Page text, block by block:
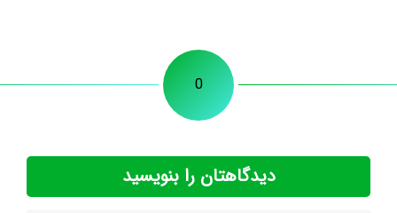
0
دیدگاهتان را بنویسید